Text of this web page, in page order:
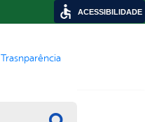
ACESSIBILIDADE